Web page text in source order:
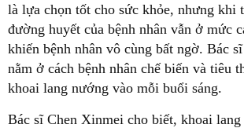
là lựa chọn tốt cho sức khỏe, nhưng khi
đường huyết của bệnh nhân vẫn ở mức
khiến bệnh nhân vô cùng bất ngờ. Bác
nằm ở cách bệnh nhân chế biến và tiêu
khoai lang nướng vào mỗi buổi sáng.
Bác sĩ Chen Xinmei cho biết, khoai